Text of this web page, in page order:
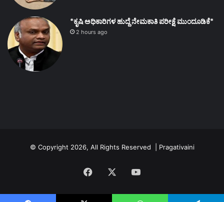
*ಕೃಷಿ ಅಧಿಕಾರಿಗಳ ಹುದ್ದೆ ನೇಮಕಾತಿ ಪರೀಕ್ಷೆ ಮುಂದೂಡಿಕೆ*
2 hours ago
© Copyright 2026, All Rights Reserved | Pragativaini
Facebook YouTube